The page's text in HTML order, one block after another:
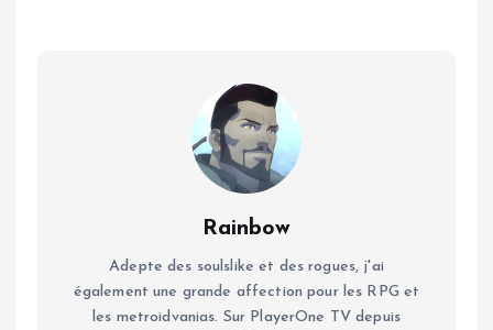
Rainbow
Adepte des soulslike et des rogues, j'ai
également une grande affection pour les RPG et
les metroidvanias. Sur PlayerOne TV depuis